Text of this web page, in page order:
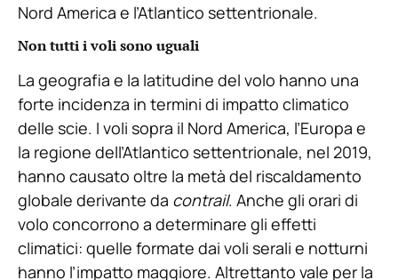
Nord America e l’Atlantico settentrionale.
Non tutti i voli sono uguali
La geografia e la latitudine del volo hanno una
forte incidenza in termini di impatto climatico
delle scie. I voli sopra il Nord America, l’Europa e
la regione dell’Atlantico settentrionale, nel 2019,
hanno causato oltre la metà del riscaldamento
globale derivante da contrail. Anche gli orari di
volo concorrono a determinare gli effetti
climatici: quelle formate dai voli serali e notturni
hanno l’impatto maggiore. Altrettanto vale per la